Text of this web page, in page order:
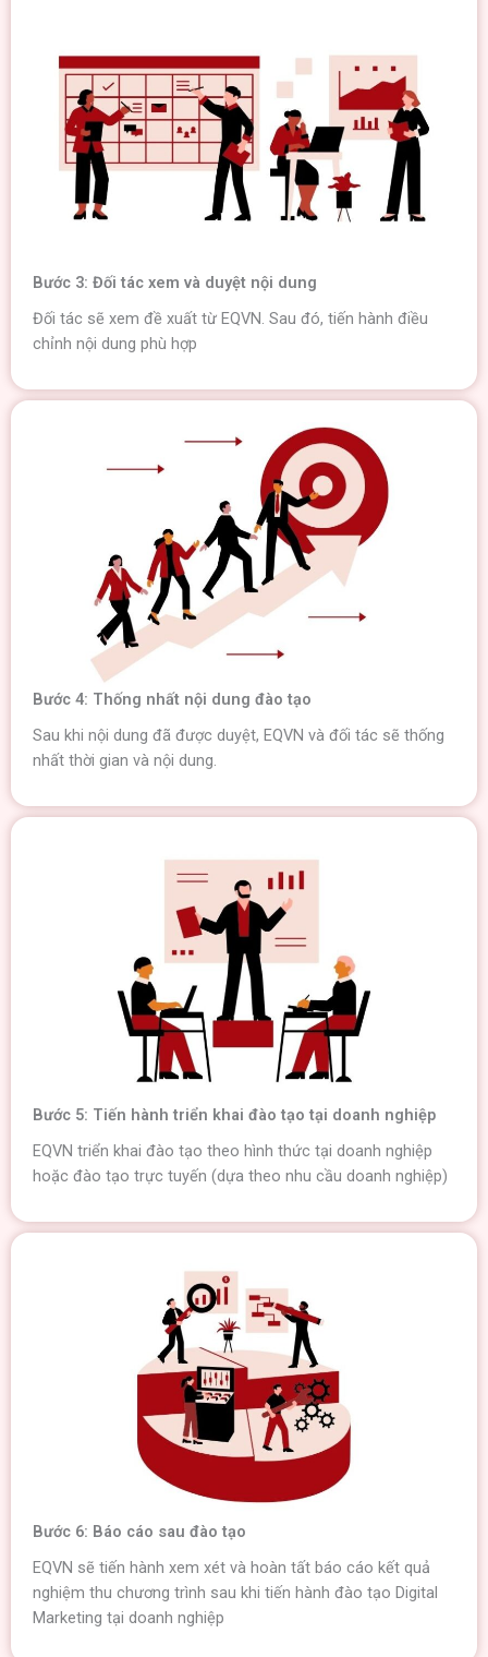
Bước 3: Đối tác xem và duyệt nội dung
Đối tác sẽ xem đề xuất từ EQVN. Sau đó, tiến hành điều
chỉnh nội dung phù hợp
Bước 4: Thống nhất nội dung đào tạo
Sau khi nội dung đã được duyệt, EQVN và đối tác sẽ thống
nhất thời gian và nội dung.
Bước 5: Tiến hành triển khai đào tạo tại doanh nghiệp
EQVN triển khai đào tạo theo hình thức tại doanh nghiệp
hoặc đào tạo trực tuyến (dựa theo nhu cầu doanh nghiệp)
Bước 6: Báo cáo sau đào tạo
EQVN sẽ tiến hành xem xét và hoàn tất báo cáo kết quả
nghiệm thu chương trình sau khi tiến hành đào tạo Digital
Marketing tại doanh nghiệp